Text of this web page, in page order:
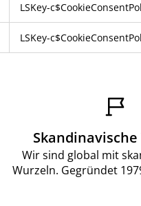
LSKey-
LSKey-
Wir sind global mit
Wurzeln. Gegründet